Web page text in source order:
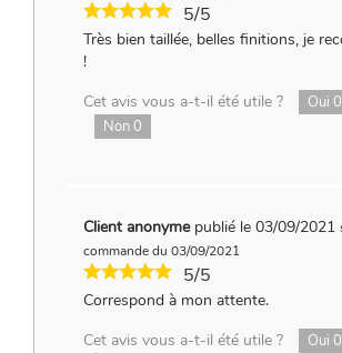
5/5
Très bien taillée, belles finitions, je
!
Cet avis vous a-t-il été utile ?
Oui 0
Non0
Client anonyme publié le 03/09/2021
commande du 03/09/2021
5/5
Correspond à mon attente.
Cet avis vous a-t-il été utile ?
Oui 0